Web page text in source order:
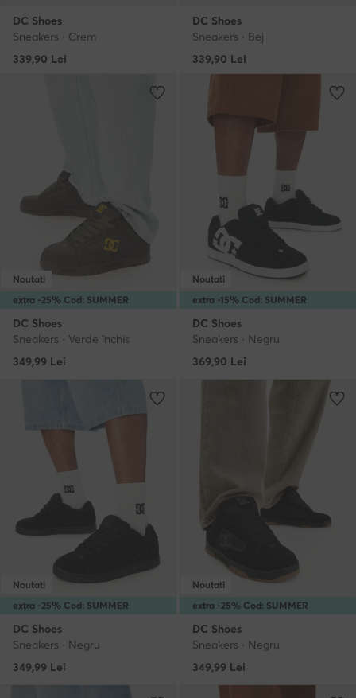
DC Shoes
Sneakers · Crem
339,90 Lei
DC Shoes
Sneakers · Bej
339,90 Lei
extra -25% Cod: SUMMER
Noutati
DC Shoes
Sneakers · Verde închis
349,99 Lei
extra -15% Cod: SUMMER
Noutati
DC Shoes
Sneakers · Negru
369,90 Lei
extra -25% Cod: SUMMER
Noutati
DC Shoes
Sneakers · Negru
349,99 Lei
extra -25% Cod: SUMMER
Noutati
DC Shoes
Sneakers · Negru
349,99 Lei